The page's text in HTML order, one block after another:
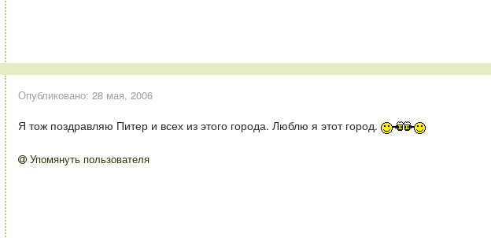
Опубликовано: 28 мая, 2006
Я тож поздравляю Питер и всех из этого города. Люблю я этот город.
Упомянуть пользователя